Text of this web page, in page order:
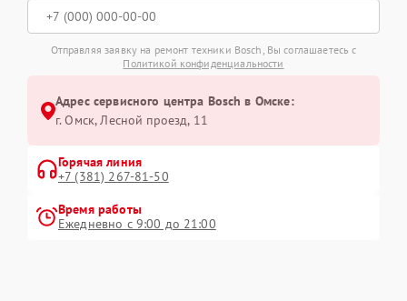
Отправляя заявку на ремонт техники Bosch, Вы соглашаетесь с
Политикой конфиденциальности
Адрес сервисного центра Bosch в Омске:
г. Омск, ​Лесной проезд, 11
Горячая линия
+7 (381) 267-81-50
Время работы
Ежедневно с 9:00 до 21:00